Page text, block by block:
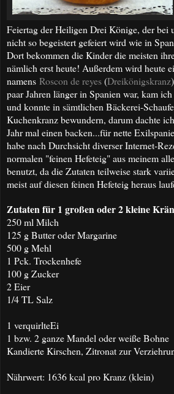
Feiertag der Heiligen Drei Könige, der bei
nicht so begeistert gefeiert wird wie in
Dort bekommen die Kinder die meisten
nämlich erst heute! Außerdem wird heute
namens Roscon de reyes(Dreikönigskranz
paar Jahren länger in Spanien war, kam
und konnte in sämtlichen Bäckerei-
Kuchenkranz bewundern, darum dachte
Jahr mal einen backen...für nette
habe nach Durchsicht diverser Internet-
normalen "feinen Hefeteig" aus meinem
benutzt, da die Zutaten teilweise stark
meist auf diesen feinen Hefeteig heraus
Zutaten für 1 großen oder 2 kleine
250 ml Milch
125 g Butter oder Margarine
500 g Mehl
1 Pck. Trockenhefe
100 g Zucker
2 Eier
1/4 TL Salz
1 verquirlteEi
1 bzw. 2 ganze Mandel oder weiße Bohne
Kandierte Kirschen, Zitronat zur
Nährwert: 1636 kcal pro Kranz (klein)